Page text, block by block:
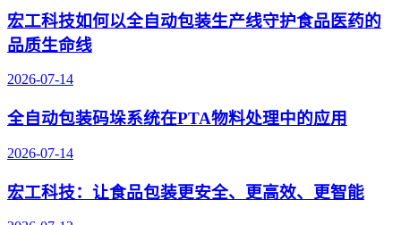
宏工科技如何以全自动包装生产线守护食品医药的
品质生命线
2026-07-14
全自动包装码垛系统在PTA物料处理中的应用
2026-07-14
宏工科技：让食品包装更安全、更高效、更智能